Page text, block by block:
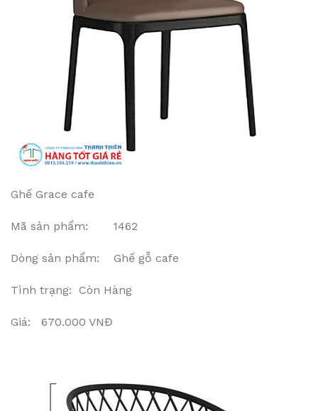
Ghế Grace cafe
Mã sản phẩm: 1462
Dòng sản phẩm: Ghế gỗ cafe
Tình trạng: Còn Hàng
Giá: 670.000 VNĐ